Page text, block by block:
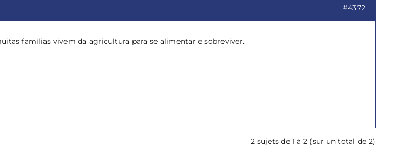
#4372
famílias vivem da agricultura para se alimentar e sobreviver.
2 sujets de 1 à 2 (sur un total de 2)